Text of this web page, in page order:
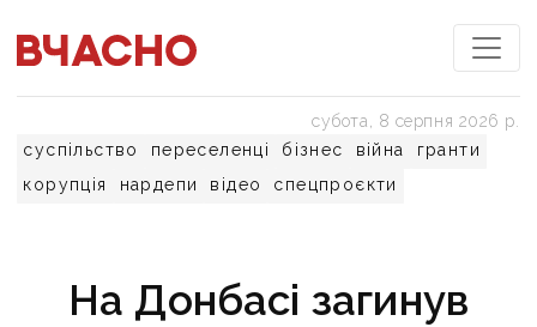
суспільство переселенці бізнес війна
гранти
корупція
нардепи відео спецпроєкти
субота, 8 серпня 2026 р.
На Донбасі загинув